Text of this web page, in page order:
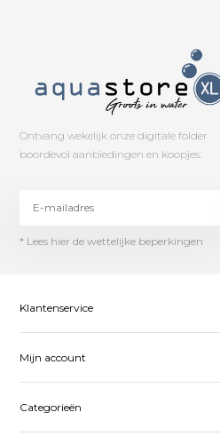
Ontvang wekelijk onze digitale folder
boordevol aanbiedingen en koopjes.
* Lees hier de wettelijke beperkingen
Klantenservice
Mijn account
Categorieën